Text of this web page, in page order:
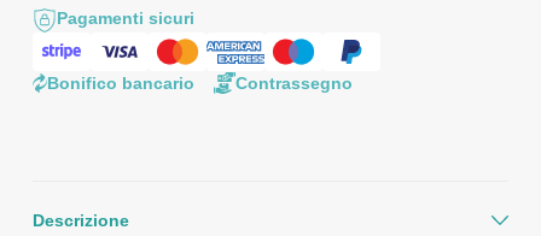
Pagamenti sicuri
Bonifico bancario Contrassegno
Descrizione